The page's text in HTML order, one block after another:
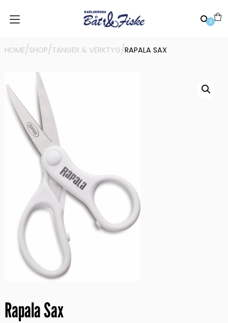
0
HOME/SHOP/TÄNGER & VERKTYG/RAPALA SAX
Rapala Sax